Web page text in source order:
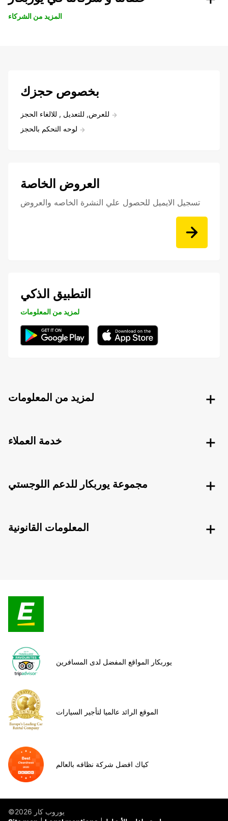
المزيد من الشركاء
بخصوص حجزك
للعرض, للتعديل , للالغاء الحجز
لوحه التحكم بالحجز
العروض الخاصة
تسجيل الايميل للحصول علي النشرة الخاصه والعروض
التطبيق الذكي
لمزيد من المعلومات
لمزيد من المعلومات
خدمة العملاء
مجموعة يوربكار للدعم اللوجستي
المعلومات القانونية
يوربكار المواقع المفضل لدى المسافرين
الموقع الرائد عالميا لتأجير السيارات
كياك افضل شركة نظافه بالعالم
©يوروب كار 2026